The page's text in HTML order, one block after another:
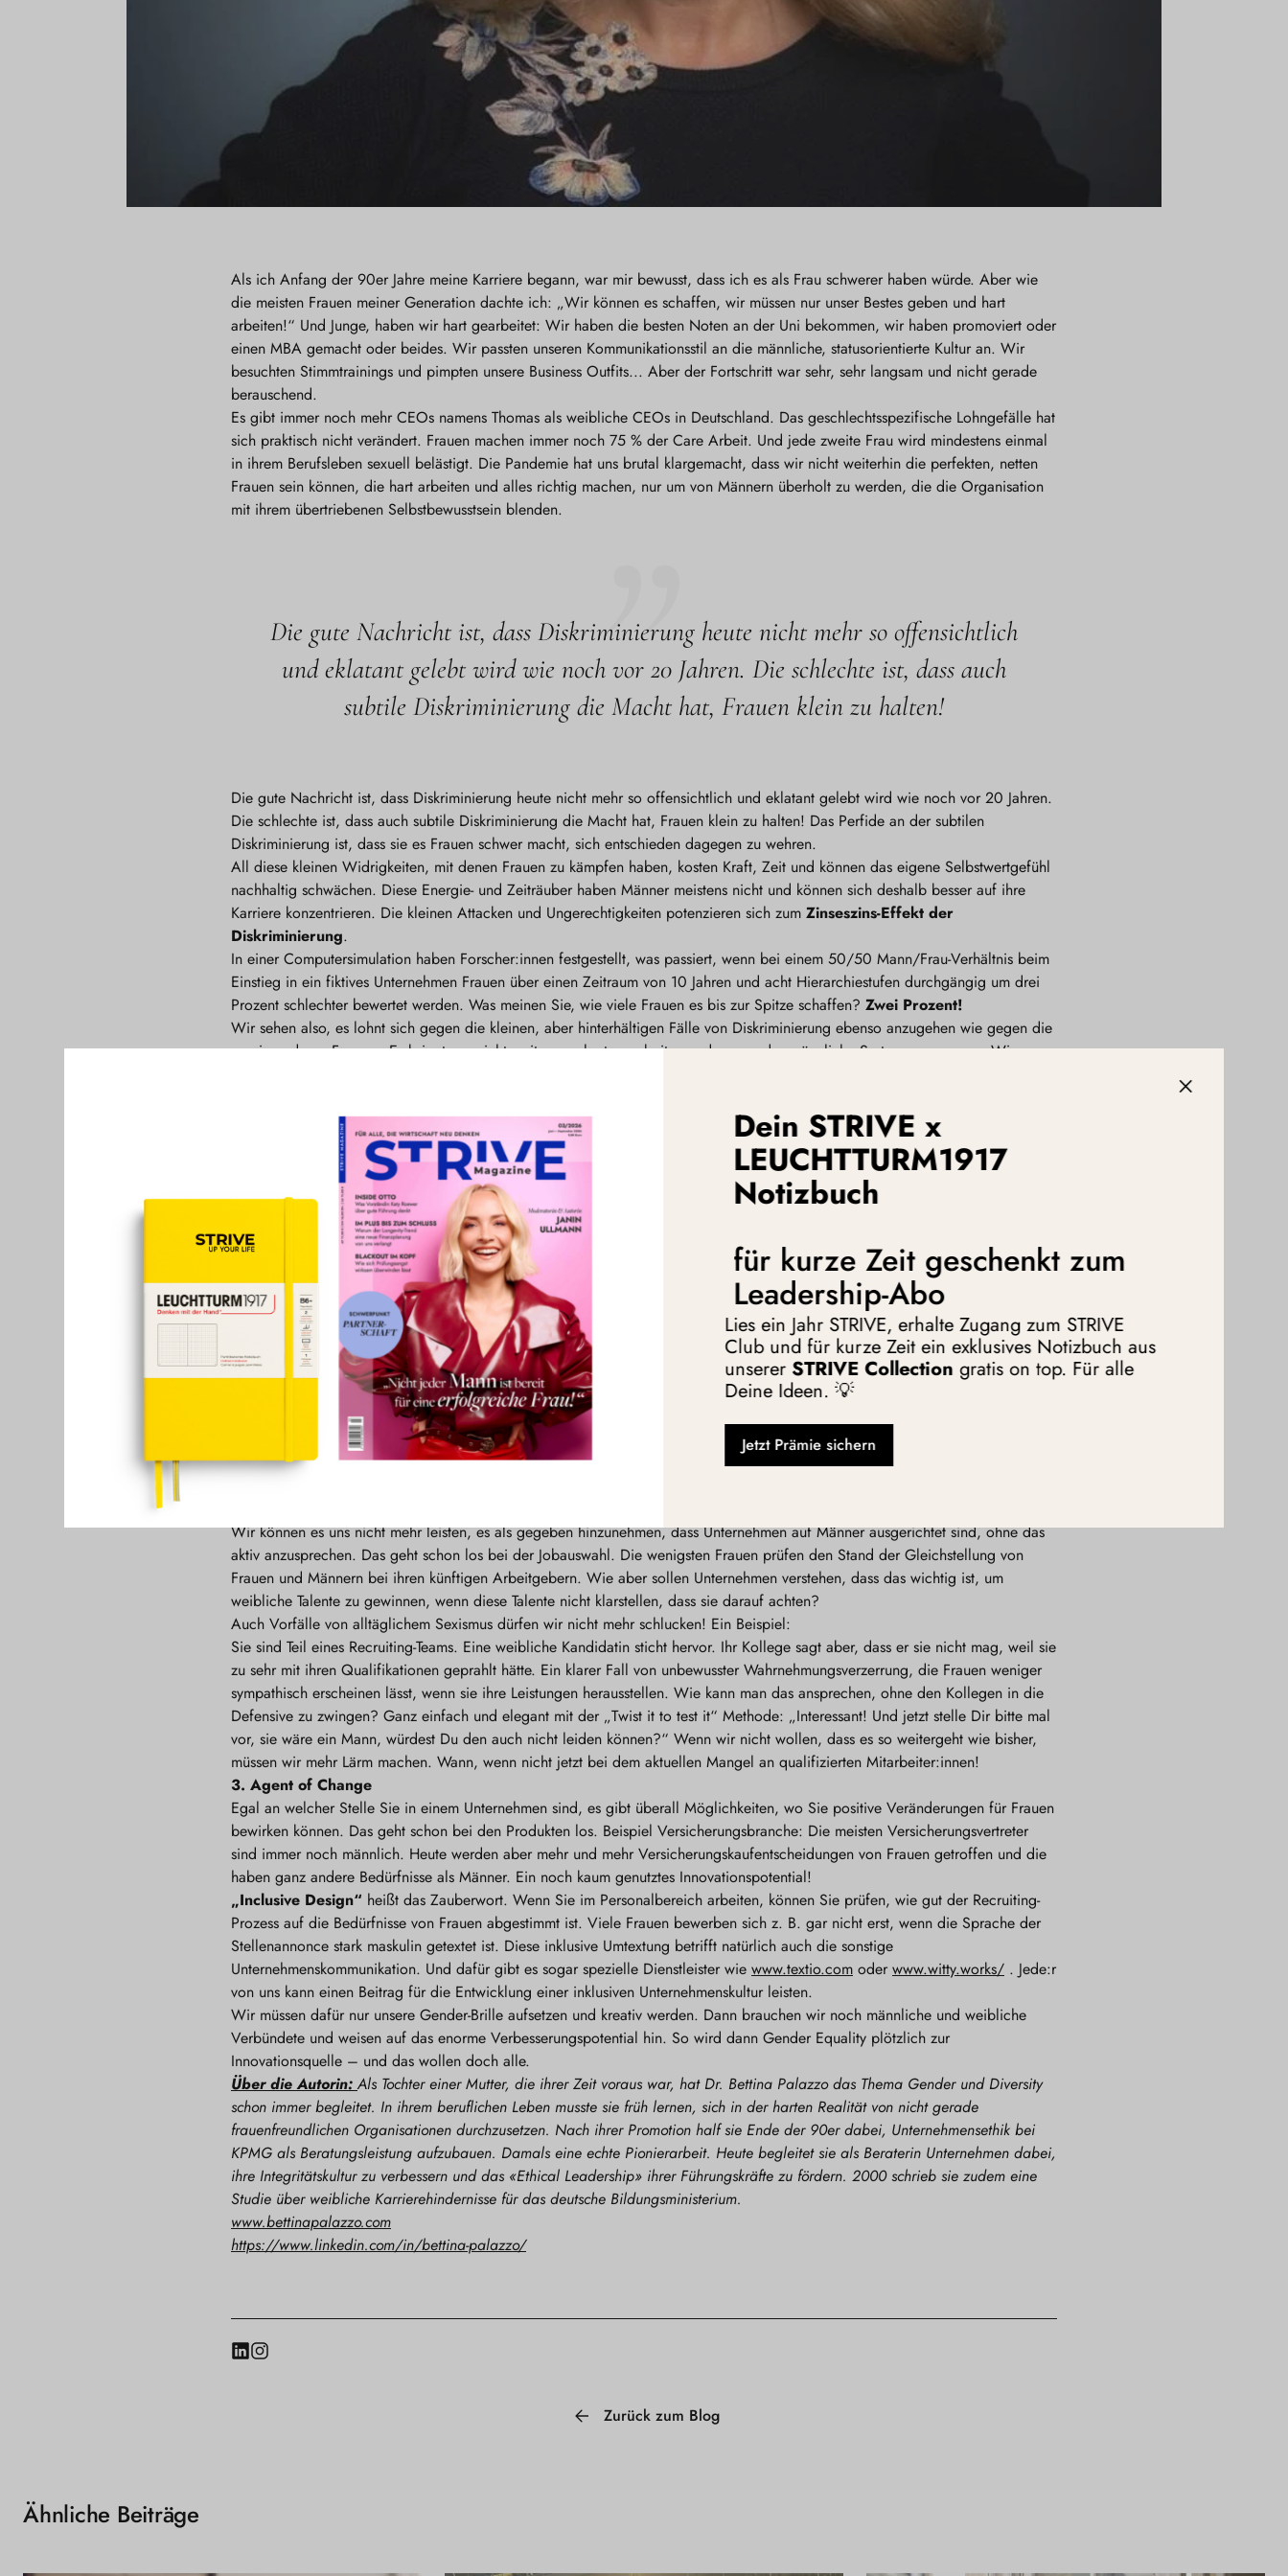
Als ich Anfang der 90er Jahre meine Karriere begann, war mir bewusst, dass ich es als Frau schwerer haben würde. Aber wie
die meisten Frauen meiner Generation dachte ich: „Wir können es schaffen, wir müssen nur unser Bestes geben und hart
arbeiten!“ Und Junge, haben wir hart gearbeitet: Wir haben die besten Noten an der Uni bekommen, wir haben promoviert oder
einen MBA gemacht oder beides. Wir passten unseren Kommunikationsstil an die männliche, statusorientierte Kultur an. Wir
besuchten Stimmtrainings und pimpten unsere Business Outfits... Aber der Fortschritt war sehr, sehr langsam und nicht gerade
berauschend.
Es gibt immer noch mehr CEOs namens Thomas als weibliche CEOs in Deutschland. Das geschlechtsspezifische Lohngefälle hat
sich praktisch nicht verändert. Frauen machen immer noch 75 % der Care Arbeit. Und jede zweite Frau wird mindestens einmal
in ihrem Berufsleben sexuell belästigt. Die Pandemie hat uns brutal klargemacht, dass wir nicht weiterhin die perfekten, netten
Frauen sein können, die hart arbeiten und alles richtig machen, nur um von Männern überholt zu werden, die die Organisation
mit ihrem übertriebenen Selbstbewusstsein blenden.
Die gute Nachricht ist, dass Diskriminierung heute nicht mehr so offensichtlich
und eklatant gelebt wird wie noch vor 20 Jahren. Die schlechte ist, dass auch
subtile Diskriminierung die Macht hat, Frauen klein zu halten!
Die gute Nachricht ist, dass Diskriminierung heute nicht mehr so offensichtlich und eklatant gelebt wird wie noch vor 20 Jahren.
Die schlechte ist, dass auch subtile Diskriminierung die Macht hat, Frauen klein zu halten! Das Perfide an der subtilen
Diskriminierung ist, dass sie es Frauen schwer macht, sich entschieden dagegen zu wehren.
All diese kleinen Widrigkeiten, mit denen Frauen zu kämpfen haben, kosten Kraft, Zeit und können das eigene Selbstwertgefühl
nachhaltig schwächen. Diese Energie- und Zeiträuber haben Männer meistens nicht und können sich deshalb besser auf ihre
Karriere konzentrieren. Die kleinen Attacken und Ungerechtigkeiten potenzieren sich zum Zinseszins-Effekt der
Diskriminierung.
In einer Computersimulation haben Forscher:innen festgestellt, was passiert, wenn bei einem 50/50 Mann/Frau-Verhältnis beim
Einstieg in ein fiktives Unternehmen Frauen über einen Zeitraum von 10 Jahren und acht Hierarchiestufen durchgängig um drei
Prozent schlechter bewertet werden. Was meinen Sie, wie viele Frauen es bis zur Spitze schaffen? Zwei Prozent!
Wir sehen also, es lohnt sich gegen die kleinen, aber hinterhältigen Fälle von Diskriminierung ebenso anzugehen wie gegen die
gravierenderen Formen. Es bringt uns nicht weiter, nur hart zu arbeiten und uns an das männliche System anzupassen. Wir
Wie machen wir das? Die "No more nice girl"-Strategie besteht aus drei Elementen:
Wir Frauen müssen uns noch viel, viel mehr gegenseitig unterstützen und verbünden, indem wir unser Wissen und unsere
Erfahrungen teilen, uns gegenseitig fördern und füreinander eintreten. Wenn z. B. meine Kollegin zum dritten Mal von einem
Kollegen rüde unterbrochen wird, dann sage ich laut und langsam „Peter, Gabi spricht noch!“. Peter wird verstehen, dass er
jetzt Pause hat, und Gabi kann sich wieder auf ihre brillanten Ideen konzentrieren. In Gesprächen heben wir stets die Kompetenz
anderer Frauen hervor und wenn wir ein Jobangebot oder ein Projekt ablehnen, empfehlen wir sofort eine andere Frau.
Wir können es uns nicht mehr leisten, es als gegeben hinzunehmen, dass
Unternehmen auf Männer ausgerichtet sind, ohne das aktiv anzusprechen.
Wir können es uns nicht mehr leisten, es als gegeben hinzunehmen, dass Unternehmen auf Männer ausgerichtet sind, ohne das
aktiv anzusprechen. Das geht schon los bei der Jobauswahl. Die wenigsten Frauen prüfen den Stand der Gleichstellung von
Frauen und Männern bei ihren künftigen Arbeitgebern. Wie aber sollen Unternehmen verstehen, dass das wichtig ist, um
weibliche Talente zu gewinnen, wenn diese Talente nicht klarstellen, dass sie darauf achten?
Auch Vorfälle von alltäglichem Sexismus dürfen wir nicht mehr schlucken! Ein Beispiel:
Sie sind Teil eines Recruiting-Teams. Eine weibliche Kandidatin sticht hervor. Ihr Kollege sagt aber, dass er sie nicht mag, weil sie
zu sehr mit ihren Qualifikationen geprahlt hätte. Ein klarer Fall von unbewusster Wahrnehmungsverzerrung, die Frauen weniger
sympathisch erscheinen lässt, wenn sie ihre Leistungen herausstellen. Wie kann man das ansprechen, ohne den Kollegen in die
Defensive zu zwingen? Ganz einfach und elegant mit der „Twist it to test it“ Methode: „Interessant! Und jetzt stelle Dir bitte mal
vor, sie wäre ein Mann, würdest Du den auch nicht leiden können?“ Wenn wir nicht wollen, dass es so weitergeht wie bisher,
müssen wir mehr Lärm machen. Wann, wenn nicht jetzt bei dem aktuellen Mangel an qualifizierten Mitarbeiter:innen!
3. Agent of Change
Egal an welcher Stelle Sie in einem Unternehmen sind, es gibt überall Möglichkeiten, wo Sie positive Veränderungen für Frauen
bewirken können. Das geht schon bei den Produkten los. Beispiel Versicherungsbranche: Die meisten Versicherungsvertreter
sind immer noch männlich. Heute werden aber mehr und mehr Versicherungskaufentscheidungen von Frauen getroffen und die
haben ganz andere Bedürfnisse als Männer. Ein noch kaum genutztes Innovationspotential!
„Inclusive Design“ heißt das Zauberwort. Wenn Sie im Personalbereich arbeiten, können Sie prüfen, wie gut der Recruiting-
Prozess auf die Bedürfnisse von Frauen abgestimmt ist. Viele Frauen bewerben sich z. B. gar nicht erst, wenn die Sprache der
Stellenannonce stark maskulin getextet ist. Diese inklusive Umtextung betrifft natürlich auch die sonstige
Unternehmenskommunikation. Und dafür gibt es sogar spezielle Dienstleister wie www.textio.com oder www.witty.works/ . Jede:r
von uns kann einen Beitrag für die Entwicklung einer inklusiven Unternehmenskultur leisten.
Wir müssen dafür nur unsere Gender-Brille aufsetzen und kreativ werden. Dann brauchen wir noch männliche und weibliche
Verbündete und weisen auf das enorme Verbesserungspotential hin. So wird dann Gender Equality plötzlich zur
Innovationsquelle – und das wollen doch alle.
Über die Autorin:Als Tochter einer Mutter, die ihrer Zeit voraus war, hat Dr. Bettina Palazzo das Thema Gender und Diversity
schon immer begleitet. In ihrem beruflichen Leben musste sie früh lernen, sich in der harten Realität von nicht gerade
frauenfreundlichen Organisationen durchzusetzen. Nach ihrer Promotion half sie Ende der 90er dabei, Unternehmensethik bei
KPMG als Beratungsleistung aufzubauen. Damals eine echte Pionierarbeit. Heute begleitet sie als Beraterin Unternehmen dabei,
ihre Integritätskultur zu verbessern und das «Ethical Leadership» ihrer Führungskräfte zu fördern. 2000 schrieb sie zudem eine
Studie über weibliche Karrierehindernisse für das deutsche Bildungsministerium.
www.bettinapalazzo.com
https://www.linkedin.com/in/bettina-palazzo/
LinkedIn
Instagram
Zurück zum Blog
Ähnliche Beiträge
Dein STRIVE x
LEUCHTTURM1917
Notizbuch
für kurze Zeit geschenkt zum
Leadership-Abo
Lies ein Jahr STRIVE, erhalte Zugang zum STRIVE
Club und für kurze Zeit ein exklusives Notizbuch aus
unserer STRIVE Collection gratis on top. Für alle
Deine Ideen. 💡
Jetzt Prämie sichern